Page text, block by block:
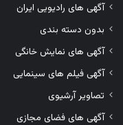
آگهی های رادیویی ایران
بدون دسته بندی
آگهی های نمایش خانگی
آگهی فیلم های سینمایی
تصاویر آرشیوی
آگهی های فضای مجازی